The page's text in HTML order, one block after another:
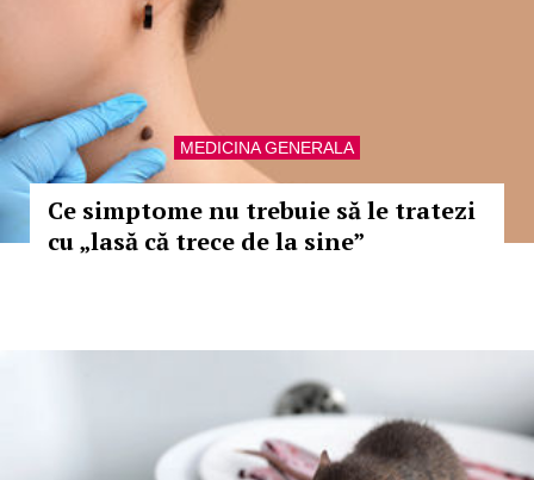
MEDICINA GENERALA
Ce simptome nu trebuie să le tratezi
cu „lasă că trece de la sine”